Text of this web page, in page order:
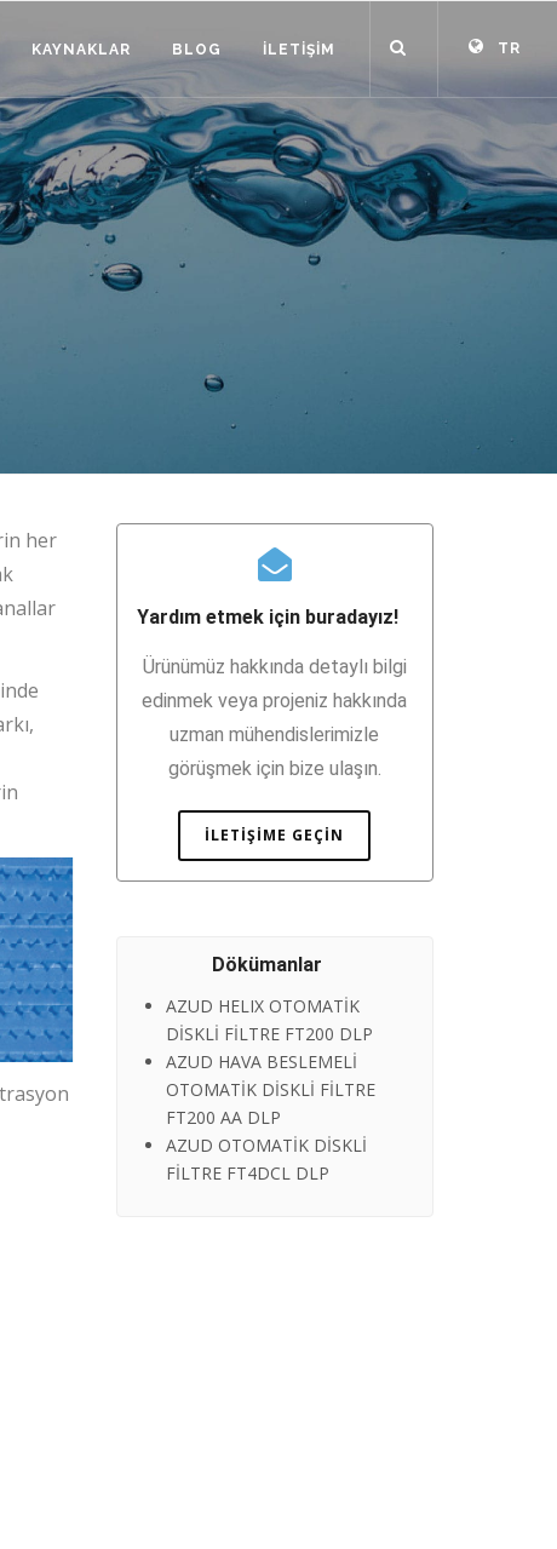
TR
KAYNAKLAR BLOG İLETIŞIM
her
Yardım etmek için buradayız!
Ürünümüz hakkında detaylı bilgi
edinmek veya projeniz hakkında
uzman mühendislerimizle
görüşmek için bize ulaşın.
İLETIŞIME GEÇIN
Dökümanlar
AZUD HELIX OTOMATİK
DİSKLİ FİLTRE FT200 DLP
AZUD HAVA BESLEMELİ
OTOMATİK DİSKLİ FİLTRE
FT200 AA DLP
AZUD OTOMATİK DİSKLİ
FİLTRE FT4DCL DLP